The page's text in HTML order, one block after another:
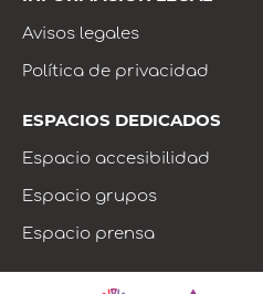
Avisos legales
Política de privacidad
ESPACIOS DEDICADOS
Espacio accesibilidad
Espacio grupos
Espacio prensa